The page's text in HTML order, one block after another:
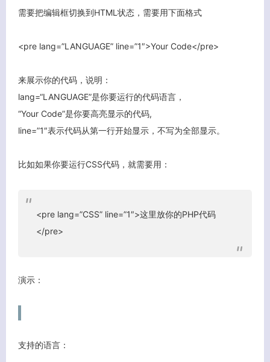
需要把编辑框切换到HTML状态，需要用下面格式
<pre lang=”LANGUAGE” line=”1″>Your Code</pre>
来展示你的代码，说明：
lang=“LANGUAGE”是你要运行的代码语言，
“Your Code”是你要高亮显示的代码,
line=”1″表示代码从第一行开始显示，不写为全部显示。
比如如果你要运行CSS代码，就需要用：
<pre lang=”CSS” line=”1″>这里放你的PHP代码
</pre>
演示：
支持的语言：